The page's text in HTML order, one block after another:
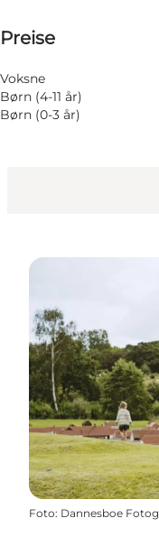
Preise
Voksne
Børn (4-11 år)
Børn (0-3 år)
Foto: Dannesboe